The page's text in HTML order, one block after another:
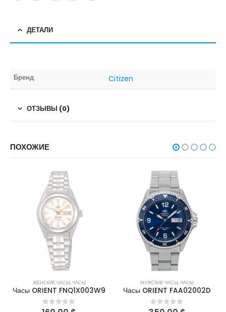
ДЕТАЛИ
Бренд Citizen
ОТЗЫВЫ (0)
ПОХОЖИЕ
НЕТ В НАЛИЧИИ
ЖЕНСКИЕ ЧАСЫ,ЧАСЫ
Часы ORIENT FNQ1X003W9
0out of 5
МУЖСКИЕ ЧАСЫ,ЧАСЫ
Часы ORIENT FAA02002D
0out of 5